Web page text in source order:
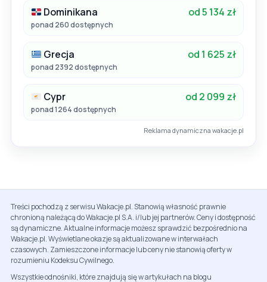
Dominikana od 5 134 zł
ponad 260 dostępnych
Grecja od 1 625 zł
ponad 2392 dostępnych
Cypr od 2 099 zł
ponad 1264 dostępnych
Reklama dynamiczna wakacje.pl
Treści pochodzą z serwisu Wakacje.pl. Stanowią własność prawnie
chronioną należącą do Wakacje.pl S.A. i/lub jej partnerów. Ceny i dostępność
są dynamiczne. Aktualne informacje możesz sprawdzić bezpośrednio na
Wakacje.pl. Wyświetlane okazje są aktualizowane w interwałach
czasowych. Zamieszczone informacje lub ceny nie stanowią oferty w
rozumieniu Kodeksu Cywilnego.
Wszystkie odnośniki, które znajdują się w artykułach na blogu